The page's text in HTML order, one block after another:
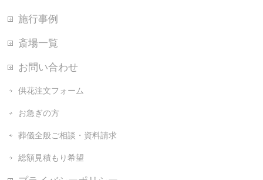
施行事例
斎場一覧
お問い合わせ
供花注文フォーム
お急ぎの方
葬儀全般ご相談・資料請求
総額見積もり希望